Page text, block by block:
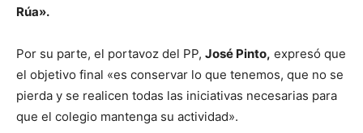
Rúa».
Por su parte, el portavoz del PP, José Pinto, expresó que
el objetivo final «es conservar lo que tenemos, que no se
pierda y se realicen todas las iniciativas necesarias para
que el colegio mantenga su actividad».